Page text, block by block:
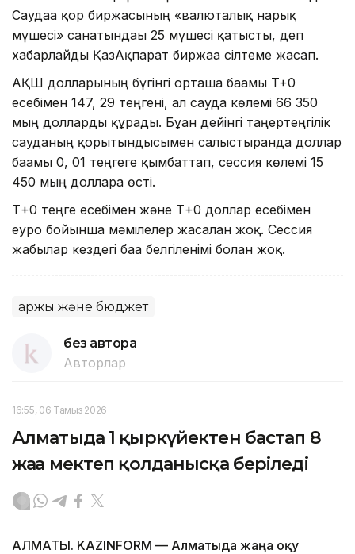
Саудаға қор биржасының «валюталық нарық
мүшесі» санатындағы 25 мүшесі қатысты, деп
хабарлайды ҚазАқпарат биржаға сілтеме жасап.
АҚШ долларының бүгінгі орташа бағамы T+0
есебімен 147, 29 теңгені, ал сауда көлемі 66 350
мың долларды құрады. Бұған дейінгі таңертеңгілік
сауданың қорытындысымен салыстырғанда доллар
бағамы 0, 01 теңгеге қымбаттап, сессия көлемі 15
450 мың долларға өсті.
Т+0 теңге есебімен және Т+0 доллар есебімен
еуро бойынша мәмілелер жасалған жоқ. Сессия
жабылар кездегі баға белгіленімі болған жоқ.
Қаржы және бюджет
без автора
Авторлар
16:55, 06 Тамыз 2026
Алматыда 1 қыркүйектен бастап 8
жаңа мектеп қолданысқа беріледі
АЛМАТЫ. KAZINFORM — Алматыда жаңа оқу